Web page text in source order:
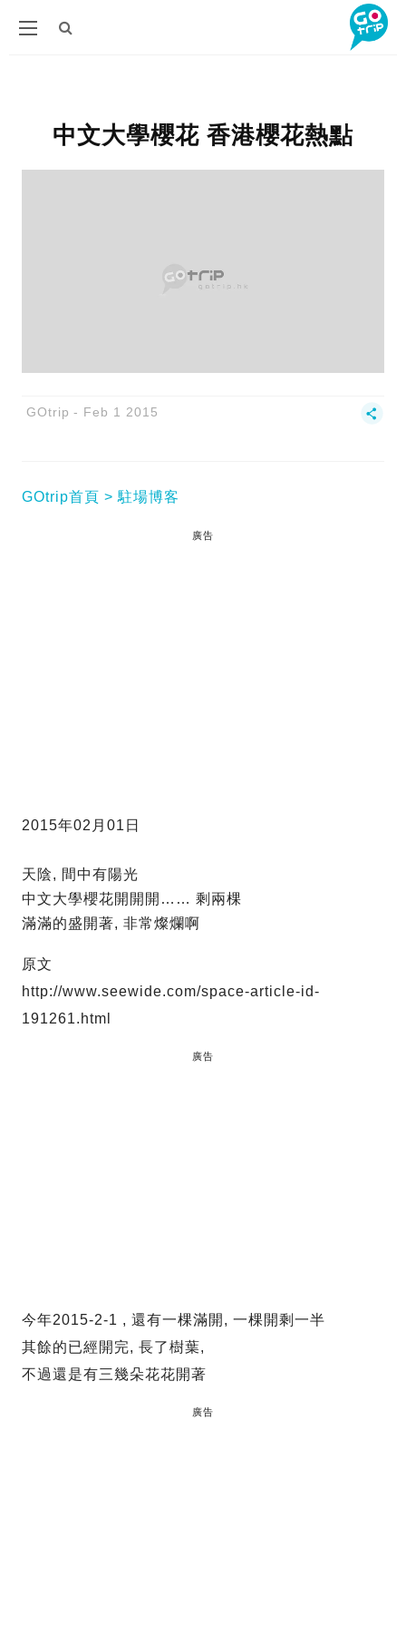
中文大學櫻花 香港櫻花熱點
GOtrip Feb 1 2015
GOtrip首頁 駐場博客
廣告
2015年02月01日
天陰, 間中有陽光
中文大學櫻花開開開…… 剩兩棵
滿滿的盛開著, 非常燦爛啊
原文
http://www.seewide.com/space-article-id-
191261.html
廣告
今年2015-2-1 , 還有一棵滿開, 一棵開剩一半
其餘的已經開完, 長了樹葉,
不過還是有三幾朵花花開著
廣告